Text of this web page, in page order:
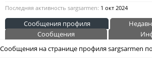
Последняя активность sargsarmen: 1 окт 2024
Сообщения профиля
Сообщения
Сообщения на странице профиля sargsarmen